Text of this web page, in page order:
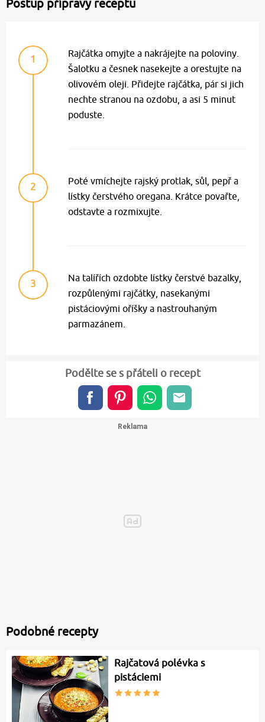
Postup přípravy receptu
1
Rajčátka omyjte a nakrájejte na poloviny.
Šalotku a česnek nasekejte a orestujte na
olivovém oleji. Přidejte rajčátka, pár si jich
nechte stranou na ozdobu, a asi 5 minut
poduste.
2
Poté vmíchejte rajský protlak, sůl, pepř a
lístky čerstvého oregana. Krátce povařte,
odstavte a rozmixujte.
3
Na talířích ozdobte lístky čerstvé bazalky,
rozpůlenými rajčátky, nasekanými
pistáciovými oříšky a nastrouhaným
parmazánem.
Podělte se s přáteli o recept
Podobné recepty
Rajčatová polévka s
pistáciemi